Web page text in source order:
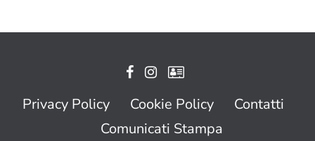
Privacy Policy Cookie Policy
Contatti
Comunicati Stampa